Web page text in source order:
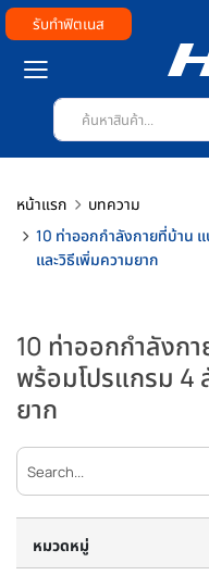
รับทำฟิตเนส
หน้าแรก
บทความ
10 ท่าออกกำลังกายที่บ้าน
และวิธีเพิ่มความยาก
10 ท่าออกกำลังก
พร้อมโปรแกรม 4
ยาก
หมวดหมู่